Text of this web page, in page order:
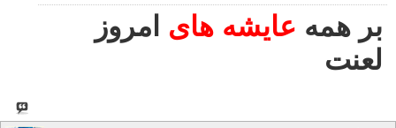
بر همه عایشه های امروز
لعنت